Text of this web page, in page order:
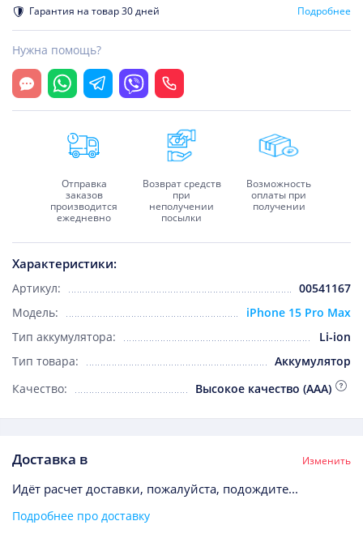
Характеристики:
Артикул:
00541167
Модель:
iPhone 15 Pro Max
Тип аккумулятора:
Li-ion
Тип товара:
Аккумулятор
Качество:
Высокое качество (AAA)
Гарантия на товар 30 дней Подробнее
Нужна помощь?
Открыть чат
WhatsappTelegramViber Позвонить
Доставка в Изменить
Идёт расчет доставки, пожалуйста, подождите...
Подробнее про доставку
Отправка
заказов
производится
ежедневно
Возврат средств
при
неполучении
посылки
Возможность
оплаты при
получении